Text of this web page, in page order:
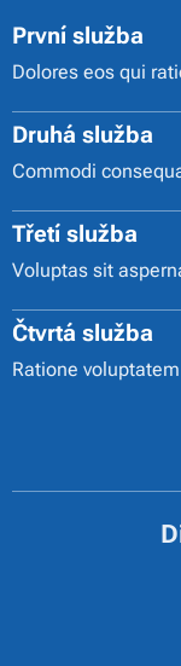
První služba
Dolores eos qui
Druhá služba
Commodi
Třetí služba
Voluptas sit
Čtvrtá služba
Ratione